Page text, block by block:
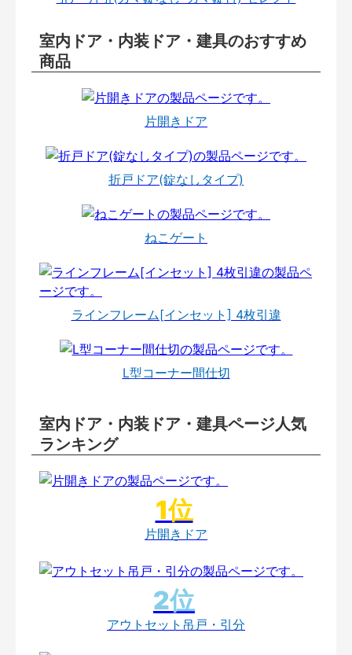
室内ドア・内装ドア・建具のおすすめ
商品
片開きドア
折戸ドア(錠なしタイプ)
ねこゲート
ラインフレーム[インセット] 4枚引違
L型コーナー間仕切
室内ドア・内装ドア・建具ページ人気
ランキング
片開きドア
アウトセット吊戸・引分